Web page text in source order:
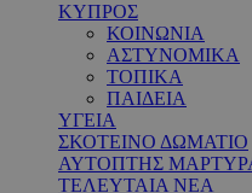
ΚΥΠΡΟΣ
ΚΟΙΝΩΝΙΑ
ΑΣΤΥΝΟΜΙΚΑ
ΤΟΠΙΚΑ
ΠΑΙΔΕΙΑ
ΥΓΕΙΑ
ΣΚΟΤΕΙΝΟ ΔΩΜΑΤΙΟ
ΑΥΤΟΠΤΗΣ
ΤΕΛΕΥΤΑΙΑ ΝΕΑ